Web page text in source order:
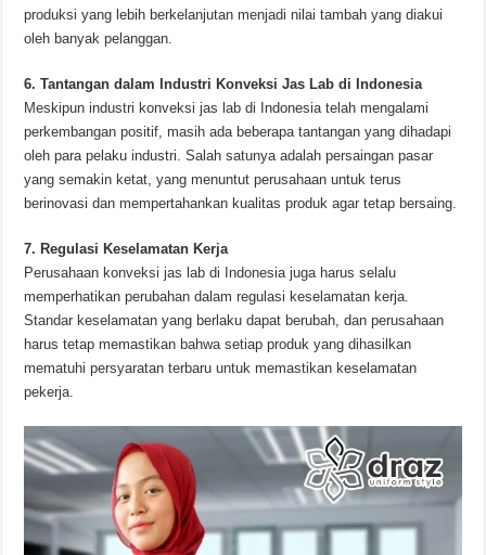
produksi yang lebih berkelanjutan menjadi nilai tambah yang diakui
oleh banyak pelanggan.
6. Tantangan dalam Industri Konveksi Jas Lab di Indonesia
Meskipun industri konveksi jas lab di Indonesia telah mengalami
perkembangan positif, masih ada beberapa tantangan yang dihadapi
oleh para pelaku industri. Salah satunya adalah persaingan pasar
yang semakin ketat, yang menuntut perusahaan untuk terus
berinovasi dan mempertahankan kualitas produk agar tetap bersaing.
7. Regulasi Keselamatan Kerja
Perusahaan konveksi jas lab di Indonesia juga harus selalu
memperhatikan perubahan dalam regulasi keselamatan kerja.
Standar keselamatan yang berlaku dapat berubah, dan perusahaan
harus tetap memastikan bahwa setiap produk yang dihasilkan
mematuhi persyaratan terbaru untuk memastikan keselamatan
pekerja.